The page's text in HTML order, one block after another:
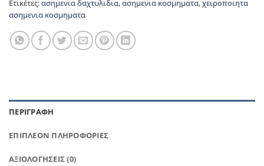
Ετικέτες:ασημενια δαχτυλιδια,ασημενια κοσμηματα,χειροποιητα
ασημενια κοσμηματα
ΠΕΡΙΓΡΑΦΉ
ΕΠΙΠΛΈΟΝ ΠΛΗΡΟΦΟΡΊΕΣ
ΑΞΙΟΛΟΓΉΣΕΙΣ (0)